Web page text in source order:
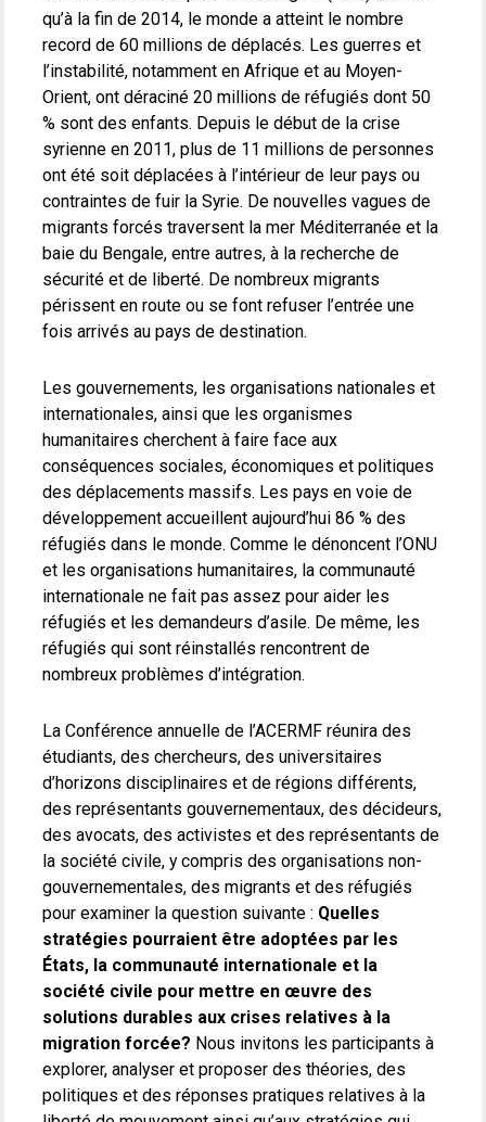
qu’à la fin de 2014, le monde a atteint le nombre
record de 60 millions de déplacés. Les guerres et
l’instabilité, notamment en Afrique et au Moyen-
Orient, ont déraciné 20 millions de réfugiés dont 50
% sont des enfants. Depuis le début de la crise
syrienne en 2011, plus de 11 millions de personnes
ont été soit déplacées à l’intérieur de leur pays ou
contraintes de fuir la Syrie. De nouvelles vagues de
migrants forcés traversent la mer Méditerranée et la
baie du Bengale, entre autres, à la recherche de
sécurité et de liberté. De nombreux migrants
périssent en route ou se font refuser l’entrée une
fois arrivés au pays de destination.
Les gouvernements, les organisations nationales et
internationales, ainsi que les organismes
humanitaires cherchent à faire face aux
conséquences sociales, économiques et politiques
des déplacements massifs. Les pays en voie de
développement accueillent aujourd’hui 86 % des
réfugiés dans le monde. Comme le dénoncent l’ONU
et les organisations humanitaires, la communauté
internationale ne fait pas assez pour aider les
réfugiés et les demandeurs d’asile. De même, les
réfugiés qui sont réinstallés rencontrent de
nombreux problèmes d’intégration.
La Conférence annuelle de l’ACERMF réunira des
étudiants, des chercheurs, des universitaires
d’horizons disciplinaires et de régions différents,
des représentants gouvernementaux, des décideurs,
des avocats, des activistes et des représentants de
la société civile, y compris des organisations non-
gouvernementales, des migrants et des réfugiés
pour examiner la question suivante : Quelles
stratégies pourraient être adoptées par les
États, la communauté internationale et la
société civile pour mettre en œuvre des
solutions durables aux crises relatives à la
migration forcée? Nous invitons les participants à
explorer, analyser et proposer des théories, des
politiques et des réponses pratiques relatives à la